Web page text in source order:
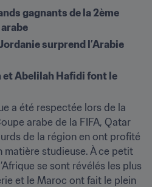
gagnants de la 2ème
surprend l’Arabie
et Abelilah Hafidi font le
a été respectée lors de la
arabe de la FIFA, Qatar
de la région en ont profité
matière studieuse. À ce petit
se sont révélés les plus
et le Maroc ont fait le plein